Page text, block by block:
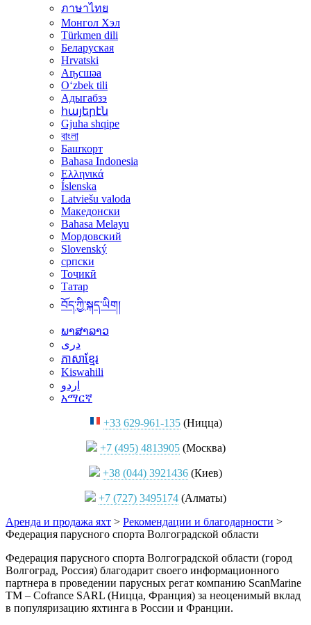
ภาษาไทย
Монгол Хэл
Türkmen dili
Беларуская
Hrvatski
Аҧсшәа
Oʻzbek tili
Адыгабзэ
հայերէն
Gjuha shqipe
বাংলা
Башҡорт
Bahasa Indonesia
Ελληνικά
Íslenska
Latviešu valoda
Македонски
Bahasa Melayu
Мордовский
Slovenský
српски
Тоҷикӣ
Татар
བོད་ཀྱི་སྐད་ཡིག།
ພາສາລາວ
دری
ភាសាខ្មែរ
Kiswahili
اردو
አማርኛ
+33 629-961-135(Ницца)
+7 (495) 4813905(Москва)
+38 (044) 3921436 (Киев)
+7 (727) 3495174 (Алматы)
Аренда и продажа яхт > Рекомендации и благодарности >
Федерация парусного спорта Волгоградской области
Федерация парусного спорта Волгоградской области (город
Волгоград, Россия) благодарит своего информационного
партнера в проведении парусных регат компанию ScanMarine
TM – Cofrance SARL (Ницца, Франция) за неоценимый вклад
в популяризацию яхтинга в России и Франции.